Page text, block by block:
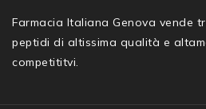
Farmacia Italiana Genova vende
peptidi di altissima qualità e
competititvi.